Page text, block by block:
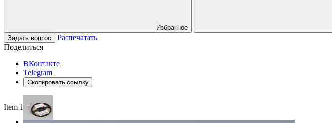
Избранное
Задать вопрос
Распечатать
Поделиться
ВКонтакте
Telegram
Скопировать ссылку
Item 1 of 3